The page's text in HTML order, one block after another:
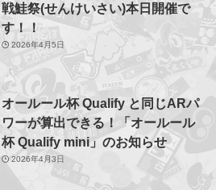
戦鮭祭(せんけいさい)本日開催で
す！！
2026年4月5日
オールール杯 Qualify と同じARパ
ワーが算出できる！「オールール
杯 Qualify mini」のお知らせ
2026年4月3日